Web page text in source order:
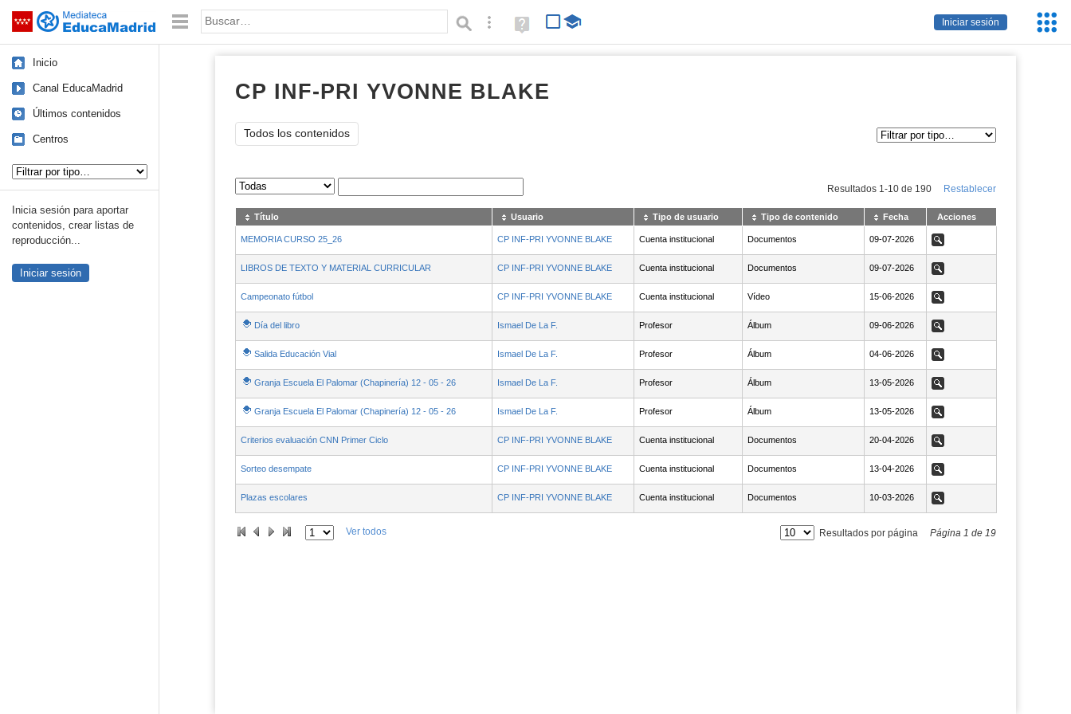
Saltar navegación
Iniciar sesión
Palabra o frase: Búsqueda avanzada
Ayuda
(en
Inicio
Canal EducaMadrid
Últimos contenidos
Centros
Inicia sesión para aportar
contenidos, crear listas de
reproducción...
Iniciar sesión
CP INF-PRI YVONNE BLAKE
Todos los contenidos
Sus archivos Resultados 1 -10de 190 Restablecer
Título Usuario Tipo de usuario Tipo de contenido Fecha Acciones
MEMORIA CURSO 25_26 CP INF-PRI YVONNE BLAKE Cuenta institucional Documentos NaN09-07-2026
09-07-2026 Ver
LIBROS DE TEXTO Y MATERIAL CURRICULAR CP INF-PRI YVONNE BLAKE Cuenta institucional Documentos NaN09-07-2026
09-07-2026 Ver
Campeonato fútbol CP INF-PRI YVONNE BLAKE Cuenta institucional Vídeo NaN15-06-2026
15-06-2026 Ver
Día del libro Ismael De La F. Profesor Álbum NaN09-06-2026
09-06-2026 Ver
Salida Educación Vial Ismael De La F. Profesor Álbum NaN04-06-2026
04-06-2026 Ver
Granja Escuela El Palomar (Chapinería) 12 - 05 - 26- Contenido educativo
Ismael De La F. Profesor Álbum NaN13-05-2026
13-05-2026 Ver
Granja Escuela El Palomar (Chapinería) 12 - 05 - 26 Ismael De La F. Profesor Álbum NaN13-05-2026
13-05-2026 Ver
Criterios evaluación CNN Primer Ciclo CP INF-PRI YVONNE BLAKE Cuenta institucional Documentos NaN20-04-2026
20-04-2026 Ver
Sorteo desempate CP INF-PRI YVONNE BLAKE Cuenta institucional Documentos NaN13-04-2026
13-04-2026 Ver
Plazas escolares CP INF-PRI YVONNE BLAKE Cuenta institucional Documentos NaN10-03-2026
10-03-2026 Ver
Ver todos Resultados por página Página 1 de 19